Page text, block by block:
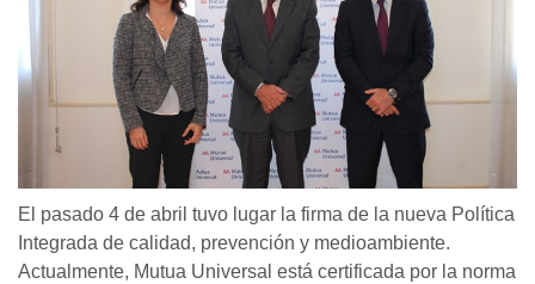
El pasado 4 de abril tuvo lugar la firma de la nueva Política
Integrada de calidad, prevención y medioambiente.
Actualmente, Mutua Universal está certificada por la norma